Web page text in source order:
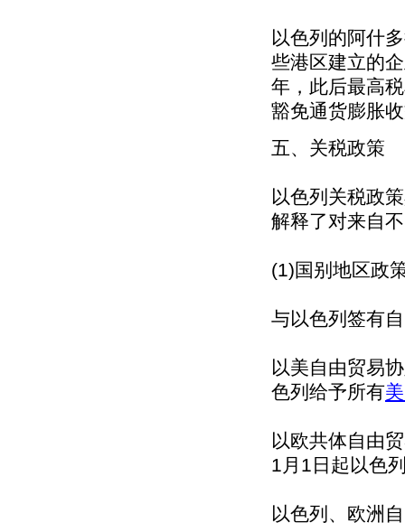
以色列的阿什
些港区建立的
年，此后最高
豁免通货膨胀
五、关税政策
以色列关税政
解释了对来自
(1)国别地区政
与以色列签有
以美自由贸易
色列给予所有
以欧共体自由
1月1日起以色
以色列、欧洲